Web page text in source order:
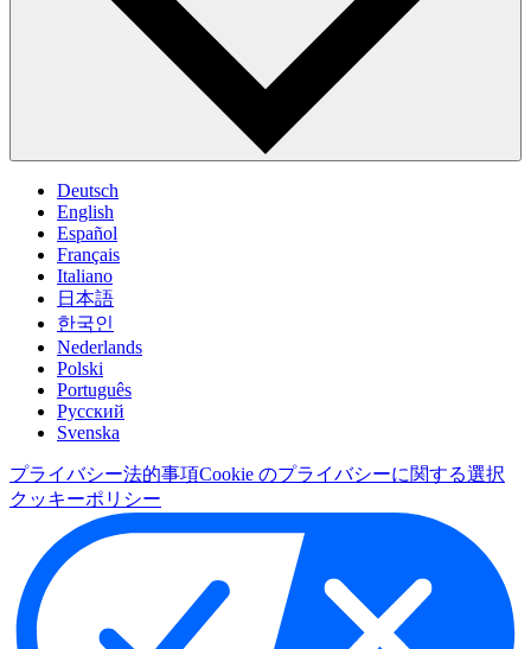
Deutsch
English
Español
Français
Italiano
日本語
한국인
Nederlands
Polski
Português
Pусский
Svenska
プライバシー法的事項Cookie のプライバシーに関する選択
クッキーポリシー